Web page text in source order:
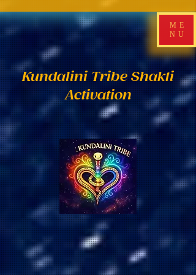
Kundalini Tribe Shakti
Activation
ME
NU